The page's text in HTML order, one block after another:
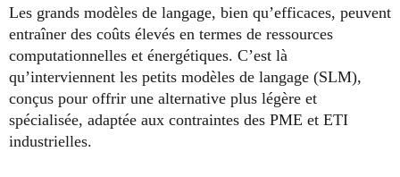
Les grands modèles de langage, bien qu’efficaces, peuvent
entraîner des coûts élevés en termes de ressources
computationnelles et énergétiques. C’est là
qu’interviennent les petits modèles de langage (SLM),
conçus pour offrir une alternative plus légère et
spécialisée, adaptée aux contraintes des PME et ETI
industrielles.